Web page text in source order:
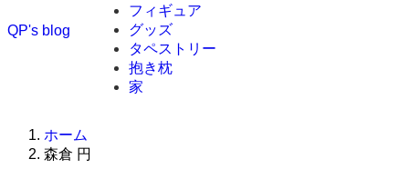
QP's blog
フィギュア
グッズ
タペストリー
抱き枕
家
ホーム
森倉 円